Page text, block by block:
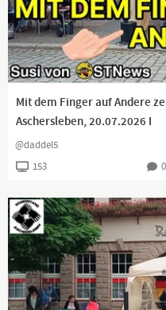
Mit dem Finger auf Andere
Aschersleben, 20.07.2026 I
@daddel5
153 0